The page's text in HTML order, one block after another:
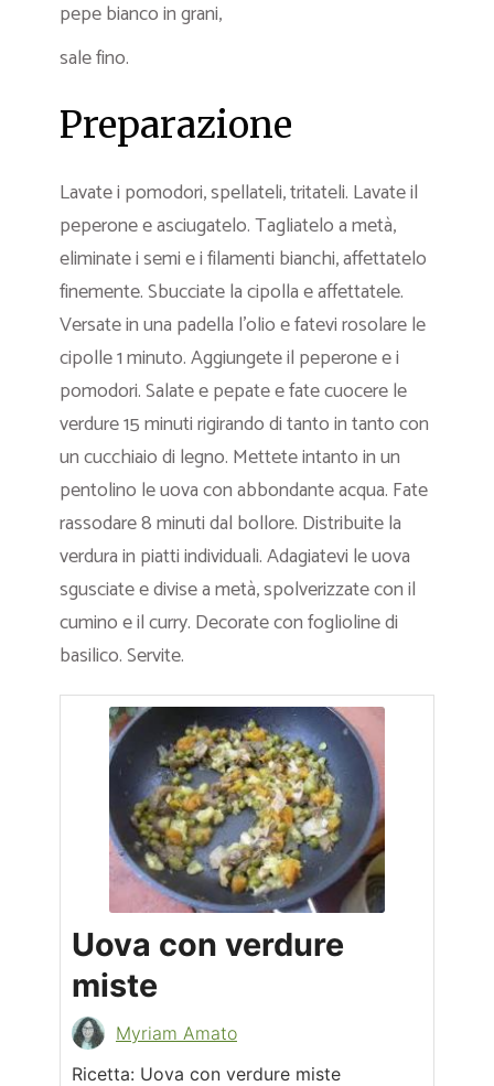
pepe bianco in grani,
sale fino.
Preparazione
Lavate i pomodori, spellateli, tritateli. Lavate il
peperone e asciugatelo. Tagliatelo a metà,
eliminate i semi e i filamenti bianchi, affettatelo
finemente. Sbucciate la cipolla e affettatele.
Versate in una padella l’olio e fatevi rosolare le
cipolle 1 minuto. Aggiungete il peperone e i
pomodori. Salate e pepate e fate cuocere le
verdure 15 minuti rigirando di tanto in tanto con
un cucchiaio di legno. Mettete intanto in un
pentolino le uova con abbondante acqua. Fate
rassodare 8 minuti dal bollore. Distribuite la
verdura in piatti individuali. Adagiatevi le uova
sgusciate e divise a metà, spolverizzate con il
cumino e il curry. Decorate con foglioline di
basilico. Servite.
Uova con verdure
miste
Myriam Amato
Ricetta: Uova con verdure miste